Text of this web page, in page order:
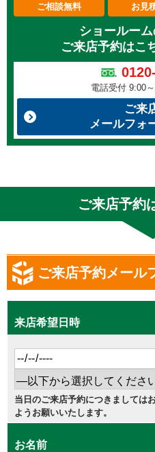
ご相談無料 お見
ショールー
ご来店予約はこ
電話受付 9:00
ご来
メールフォ
ご来店予約
ご来店予約メール
来店希望日時
当日のご来店予約につきましては
ようお願いいたします。
お名前